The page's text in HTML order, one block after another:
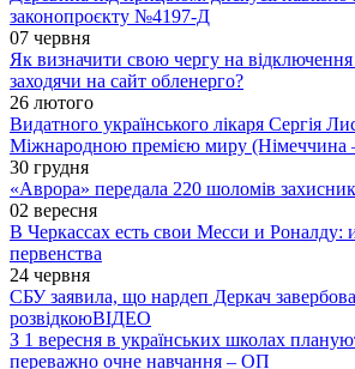
законопроєкту №4197-Д
07 червня
Як визначити свою чергу на відключення
заходячи на сайт обленерго?
26 лютого
Видатного українського лікаря Сергія
Міжнародною премією миру
30 грудня
«Аврора» передала 220 шоломів
02 вересня
В Черкассах есть свои Месси и Роналду:
первенства
24 червня
СБУ заявила, що нардеп Деркач
розвідкоюВІДЕО
З 1 вересня в українських школах
переважно очне навчання – ОП